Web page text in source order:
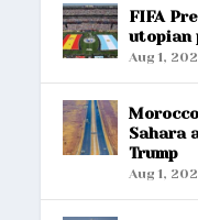
FIFA
utopian
Aug 1,
Sahara
Trump
Aug 1,